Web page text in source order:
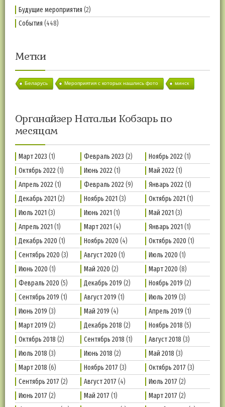
Будущие мероприятия (2)
События (448)
Метки
Беларусь Мероприятия с которых нашлись фото минск
Органайзер Натальи Кобзарь по
месяцам
Март 2023 (1) Февраль 2023 (2) Ноябрь 2022(1)
Октябрь 2022(1) Июнь 2022(1) Май 2022(1)
Апрель 2022(1) Февраль 2022(9) Январь 2022(1)
Декабрь 2021 (2) Ноябрь 2021 (3) Октябрь 2021 (1)
Июль 2021 (3) Июнь 2021 (1) Май 2021 (3)
Апрель 2021 (1) Март 2021 (4) Январь 2021 (1)
Декабрь 2020 (1) Ноябрь 2020 (4) Октябрь 2020 (1)
Сентябрь 2020 (3) Август 2020 (1) Июль 2020 (1)
Июнь 2020 (1) Май 2020 (2) Март 2020 (8)
Февраль 2020 (5) Декабрь 2019 (2) Ноябрь 2019 (2)
Сентябрь 2019 (1) Август 2019 (1) Июль 2019 (3)
Июнь 2019 (3) Май 2019 (4) Апрель 2019 (1)
Март 2019 (2) Декабрь 2018 (2) Ноябрь 2018 (5)
Октябрь 2018 (2) Сентябрь 2018 (1) Август 2018 (3)
Июль 2018 (3) Июнь 2018 (2) Май 2018 (3)
Март 2018 (6) Ноябрь 2017 (3) Октябрь 2017 (3)
Сентябрь 2017 (2) Август 2017 (4) Июль 2017 (2)
Июнь 2017 (2) Май 2017 (1) Март 2017 (2)